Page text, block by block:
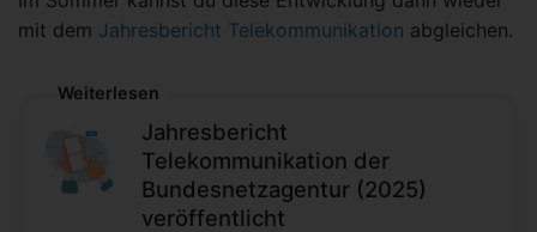
mit dem Jahresbericht Telekommunikation abgleichen.
Weiterlesen
Jahresbericht
Telekommunikation der
Bundesnetzagentur (2025)
veröffentlicht